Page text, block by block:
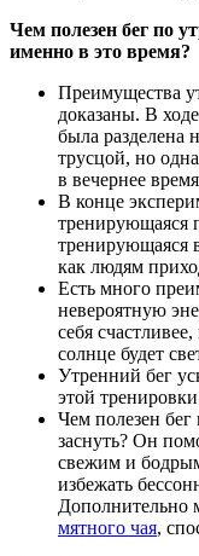
Чем полезен бег по
именно в это время?
Преимущества
доказаны. В
была разделена
трусцой, но
в вечернее
В конце
тренирующаяся
тренирующаяся
как людям
Есть много
невероятную
себя
солнце будет
Утренний бег
этой
Чем полезен
заснуть? Он
свежим и
избежать
Дополнительно
мятного чая,